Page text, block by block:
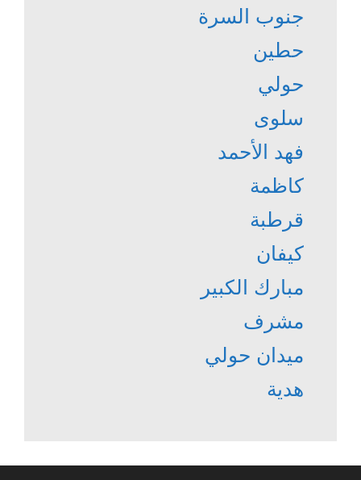
جنوب السرة
حطين
حولي
سلوى
فهد الأحمد
كاظمة
قرطبة
كيفان
مبارك الكبير
مشرف
ميدان حولي
هدية